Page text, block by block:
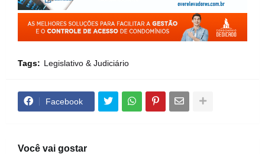
Tags: Legislativo & Judiciário
Facebook
Você vai gostar